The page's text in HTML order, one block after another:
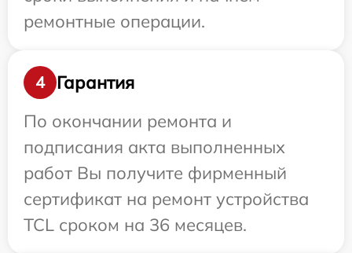
ремонтные операции.
4
Гарантия
По окончании ремонта и
подписания акта выполненных
работ Вы получите фирменный
сертификат на ремонт устройства
TCL сроком на 36 месяцев.